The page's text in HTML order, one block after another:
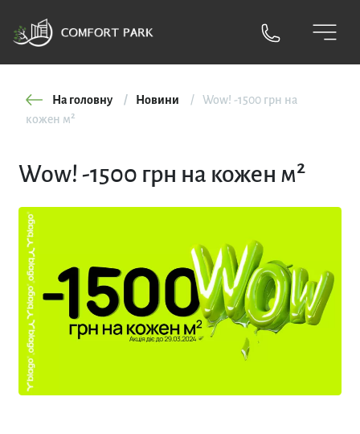
На головну Новини
Wow! -1500 грн на
кожен м²
Wow! -1500 грн на кожен м²